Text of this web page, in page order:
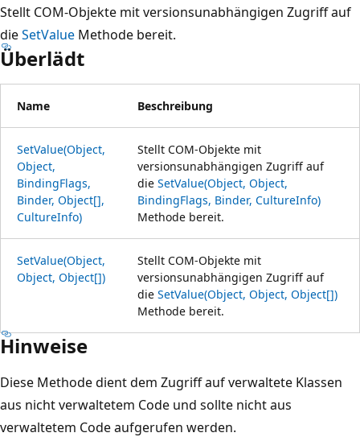
Stellt COM-Objekte mit versionsunabhängigen Zugriff auf
dieSetValue Methode bereit.
Überlädt
Name Beschreibung
SetValue(Object,
Object,
BindingFlags,
Binder, Object[],
CultureInfo)
Stellt COM-Objekte mit
versionsunabhängigen Zugriff auf
die SetValue(Object, Object,
BindingFlags, Binder, CultureInfo)
Methode bereit.
SetValue(Object,
Object, Object[])
Stellt COM-Objekte mit
versionsunabhängigen Zugriff auf
die SetValue(Object, Object, Object[])
Methode bereit.
Hinweise
Diese Methode dient dem Zugriff auf verwaltete Klassen
aus nicht verwaltetem Code und sollte nicht aus
verwaltetem Code aufgerufen werden.